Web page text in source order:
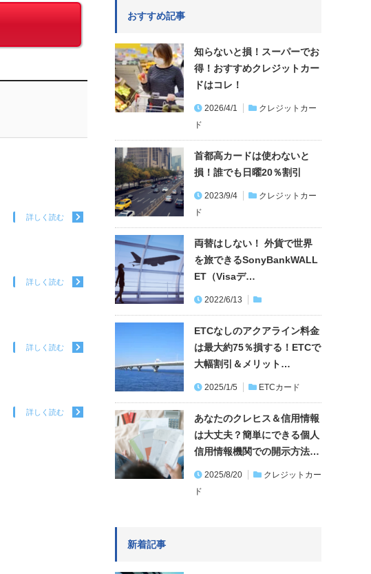
詳しく読む
詳しく読む
詳しく読む
詳しく読む
おすすめ記事
知らないと損！スーパーでお
得！おすすめクレジットカー
ドはコレ！
2026/4/1
クレジットカー
ド
首都高カードは使わないと
損！誰でも日曜20％割引
2023/9/4
クレジットカー
ド
両替はしない！ 外貨で世界
を旅できるSonyBankWALL
ET（Visaデ…
2022/6/13
ETCなしのアクアライン料金
は最大約75％損する！ETCで
大幅割引＆メリット…
2025/1/5 ETCカード
あなたのクレヒス＆信用情報
は大丈夫？簡単にできる個人
信用情報機関での開示方法…
2025/8/20
クレジットカー
ド
新着記事